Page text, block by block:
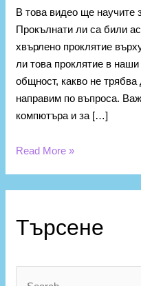
В това видео ще научите
Прокълнати ли са били
хвърлено проклятие
ли това проклятие в
общност, какво не
направим по въпроса.
компютъра и за […]
Read More »
Търсене
а